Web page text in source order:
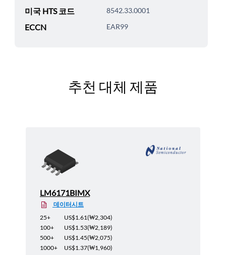
미국 HTS 코드 8542.33.0001
ECCN EAR99
추천 대체 제품
LM6171BIMX
데이터시트
25+
US$1.61(₩2,304)
100+
US$1.53(₩2,189)
500+
US$1.45(₩2,075)
1000+
US$1.37(₩1,960)